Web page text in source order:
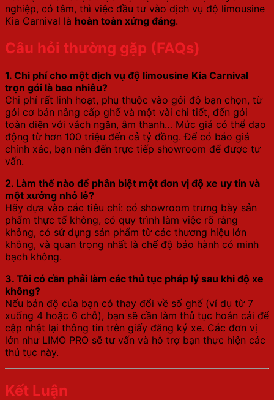
nghiệp, có tâm, thì việc đầu tư vào dịch vụ độ limousine
Kia Carnival là hoàn toàn xứng đáng.
Câu hỏi thường gặp (FAQs)
1. Chi phí cho một dịch vụ độ limousine Kia Carnival
trọn gói là bao nhiêu?
Chi phí rất linh hoạt, phụ thuộc vào gói độ bạn chọn, từ
gói cơ bản nâng cấp ghế và một vài chi tiết, đến gói
toàn diện với vách ngăn, âm thanh… Mức giá có thể dao
động từ hơn 100 triệu đến cả tỷ đồng. Để có báo giá
chính xác, bạn nên đến trực tiếp showroom để được tư
vấn.
2. Làm thế nào để phân biệt một đơn vị độ xe uy tín và
một xưởng nhỏ lẻ?
Hãy dựa vào các tiêu chí: có showroom trưng bày sản
phẩm thực tế không, có quy trình làm việc rõ ràng
không, có sử dụng sản phẩm từ các thương hiệu lớn
không, và quan trọng nhất là chế độ bảo hành có minh
bạch không.
3. Tôi có cần phải làm các thủ tục pháp lý sau khi độ xe
không?
Nếu bản độ của bạn có thay đổi về số ghế (ví dụ từ 7
xuống 4 hoặc 6 chỗ), bạn sẽ cần làm thủ tục hoán cải để
cập nhật lại thông tin trên giấy đăng ký xe. Các đơn vị
lớn như LIMO PRO sẽ tư vấn và hỗ trợ bạn thực hiện các
thủ tục này.
Kết Luận